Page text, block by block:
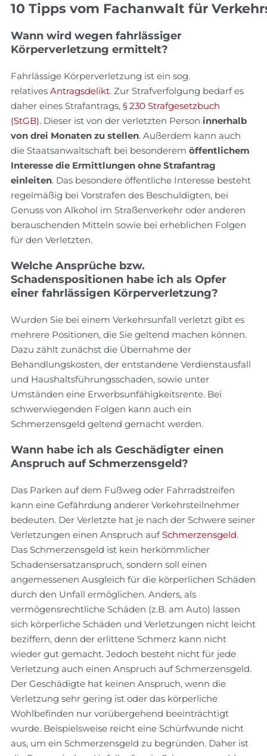
10 Tipps vom Fachanwalt für
Wann wird wegen fahrlässiger
Körperverletzung ermittelt?
Fahrlässige Körperverletzung ist ein sog.
relativesAntragsdelikt. Zur Strafverfolgung bedarf es
daher eines Strafantrags,§ 230 Strafgesetzbuch
(StGB). Dieser ist von der verletzten Personinnerhalb
von drei Monaten zu stellen. Außerdem kann auch
die Staatsanwaltschaft bei besonderemöffentlichem
Interesse die Ermittlungen ohne Strafantrag
einleiten. Das besondere öffentliche Interesse besteht
regelmäßig bei Vorstrafen des Beschuldigten, bei
Genuss von Alkohol im Straßenverkehr oder anderen
berauschenden Mitteln sowie bei erheblichen Folgen
für den Verletzten.
Welche Ansprüche bzw.
Schadenspositionen habe ich als Opfer
einer fahrlässigen Körperverletzung?
Wurden Sie bei einem Verkehrsunfall verletzt gibt es
mehrere Positionen, die Sie geltend machen können.
Dazu zählt zunächst die Übernahme der
Behandlungskosten, der entstandene Verdienstausfall
und Haushaltsführungsschaden, sowie unter
Umständen eine Erwerbsunfähigkeitsrente. Bei
schwerwiegenden Folgen kann auch ein
Schmerzensgeld geltend gemacht werden.
Wann habe ich als Geschädigter einen
Anspruch auf Schmerzensgeld?
Das Parken auf dem Fußweg oder Fahrradstreifen
kann eine Gefährdung anderer Verkehrsteilnehmer
bedeuten. Der Verletzte hat je nach der Schwere seiner
Verletzungen einen Anspruch aufSchmerzensgeld.
Das Schmerzensgeld ist kein herkömmlicher
Schadensersatzanspruch, sondern soll einen
angemessenen Ausgleich für die körperlichen Schäden
durch den Unfall ermöglichen. Anders, als
vermögensrechtliche Schäden (z.B. am Auto) lassen
sich körperliche Schäden und Verletzungen nicht leicht
beziffern, denn der erlittene Schmerz kann nicht
wieder gut gemacht. Jedoch besteht nicht für jede
Verletzung auch einen Anspruch auf Schmerzensgeld.
Der Geschädigte hat keinen Anspruch, wenn die
Verletzung sehr gering ist oder das körperliche
Wohlbefinden nur vorübergehend beeinträchtigt
wurde. Beispielsweise reicht eine Schürfwunde nicht
aus, um ein Schmerzensgeld zu begründen. Daher ist